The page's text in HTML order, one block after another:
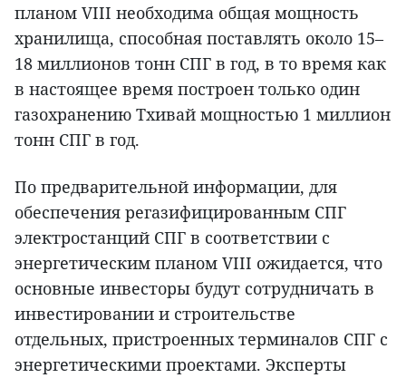
планом VIII необходима общая мощность
хранилища, способная поставлять около 15–
18 миллионов тонн СПГ в год, в то время как
в настоящее время построен только один
газохранению Тхивай мощностью 1 миллион
тонн СПГ в год.
По предварительной информации, для
обеспечения регазифицированным СПГ
электростанций СПГ в соответствии с
энергетическим планом VIII ожидается, что
основные инвесторы будут сотрудничать в
инвестировании и строительстве
отдельных, пристроенных терминалов СПГ с
энергетическими проектами. Эксперты